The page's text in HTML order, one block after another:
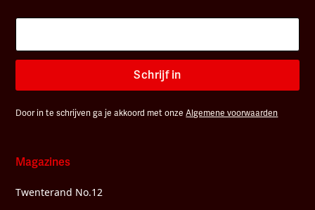
Schrijf in
Door in te schrijven ga je akkoord met onzeAlgemene voorwaarden
Magazines
Twenterand No.12